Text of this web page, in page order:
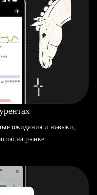
ожидания и навыки,
на рынке